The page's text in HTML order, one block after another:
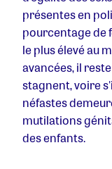
présentes en
pourcentage de
le plus élevé au
avancées, il
stagnent, voire
néfastes
mutilations
des enfants.